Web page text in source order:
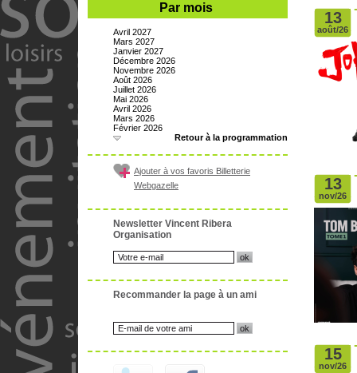
Par mois
Avril 2027
Mars 2027
Janvier 2027
Décembre 2026
Novembre 2026
Août 2026
Juillet 2026
Mai 2026
Avril 2026
Mars 2026
Février 2026
Retour à la programmation
Ajouter à vos favoris Billetterie
Webgazelle
Newsletter Vincent Ribera
Organisation
Recommander la page à un ami
13
août/26
13
nov/26
15
nov/26